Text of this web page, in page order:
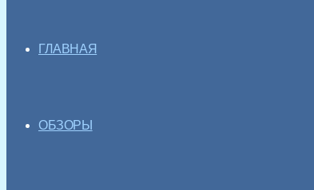
ГЛАВНАЯ
ОБЗОРЫ